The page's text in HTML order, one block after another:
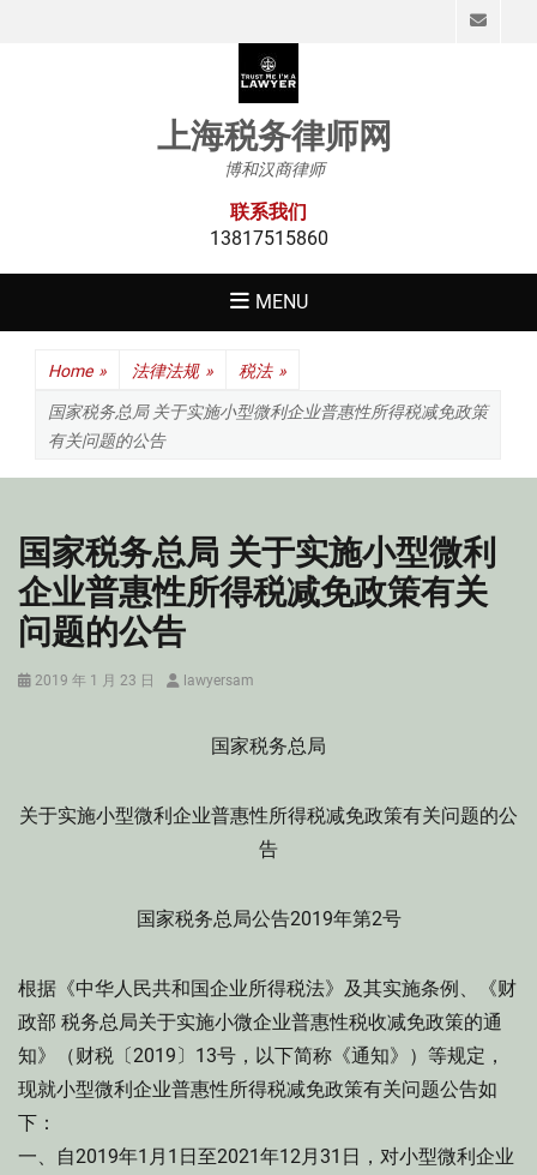
上海税务律师网
博和汉商律师
联系我们
13817515860
MENU
Home » 法律法规 » 税法 »
国家税务总局 关于实施小型微利企业普惠性所得税减免政策
有关问题的公告
国家税务总局 关于实施小型微利
企业普惠性所得税减免政策有关
问题的公告
Posted
2019 年 1 月 23 日 Authorlawyersam
国家税务总局
关于实施小型微利企业普惠性所得税减免政策有关问题的公
告
国家税务总局公告2019年第2号
根据《中华人民共和国企业所得税法》及其实施条例、《财
政部 税务总局关于实施小微企业普惠性税收减免政策的通
知》（财税〔2019〕13号，以下简称《通知》）等规定，
现就小型微利企业普惠性所得税减免政策有关问题公告如
下：
一、自2019年1月1日至2021年12月31日，对小型微利企业